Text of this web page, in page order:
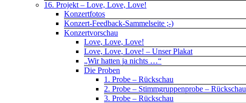
16. Projekt – Love, Love, Love!
Konzertfotos
Konzert-Feedback-Sammelseite ;-)
Konzertvorschau
Love, Love, Love!
Love, Love, Love! – Unser Plakat
„Wir hatten ja nichts …“
Die Proben
1. Probe – Rückschau
2. Probe – Stimmgruppenprobe – Rückschau
3. Probe – Rückschau